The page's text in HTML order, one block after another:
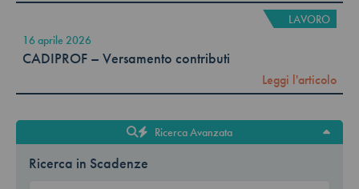
LAVORO
16 aprile 2026
CADIPROF – Versamento contributi
Leggi l'articolo
Ricerca Avanzata
Ricerca in Scadenze